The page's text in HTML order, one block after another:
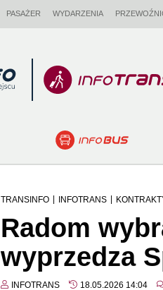
PASAŻER WYDARZENIA
TRANSINFO INFOTRANS
Radom
wyprzedza
INFOTRANS 18.05.2026 14:04